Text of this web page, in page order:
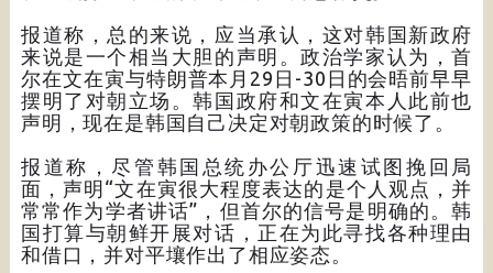
报道称，总的来说，应当承认，这对韩国新政府
来说是一个相当大胆的声明。政治学家认为，首
尔在文在寅与特朗普本月29日-30日的会晤前早早
摆明了对朝立场。韩国政府和文在寅本人此前也
声明，现在是韩国自己决定对朝政策的时候了。
报道称，尽管韩国总统办公厅迅速试图挽回局
面，声明“文在寅很大程度表达的是个人观点，并
常常作为学者讲话”，但首尔的信号是明确的。韩
国打算与朝鲜开展对话，正在为此寻找各种理由
和借口，并对平壤作出了相应姿态。